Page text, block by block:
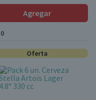
Agregar
Oferta